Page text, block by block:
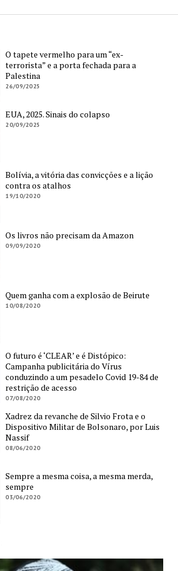
O tapete vermelho para um “ex-
terrorista” e a porta fechada para a
Palestina
26/09/2025
EUA, 2025. Sinais do colapso
20/09/2025
Bolívia, a vitória das convicções e a lição
contra os atalhos
19/10/2020
Os livros não precisam da Amazon
09/09/2020
Quem ganha com a explosão de Beirute
10/08/2020
O futuro é ‘CLEAR’ e é Distópico:
Campanha publicitária do Vírus
conduzindo a um pesadelo Covid 19-84 de
restrição de acesso
07/08/2020
Xadrez da revanche de Silvio Frota e o
Dispositivo Militar de Bolsonaro, por Luis
Nassif
08/06/2020
Sempre a mesma coisa, a mesma merda,
sempre
03/06/2020